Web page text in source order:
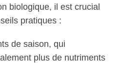
biologique, il est crucial
pratiques :
de saison, qui
plus de nutriments